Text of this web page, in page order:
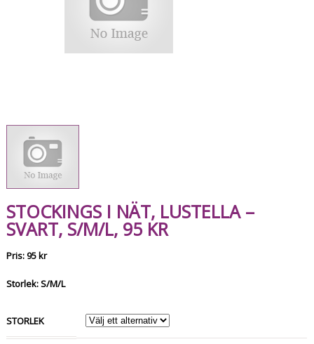
STOCKINGS I NÄT, LUSTELLA –
SVART, S/M/L, 95 KR
Pris: 95 kr
Storlek: S/M/L
STORLEK